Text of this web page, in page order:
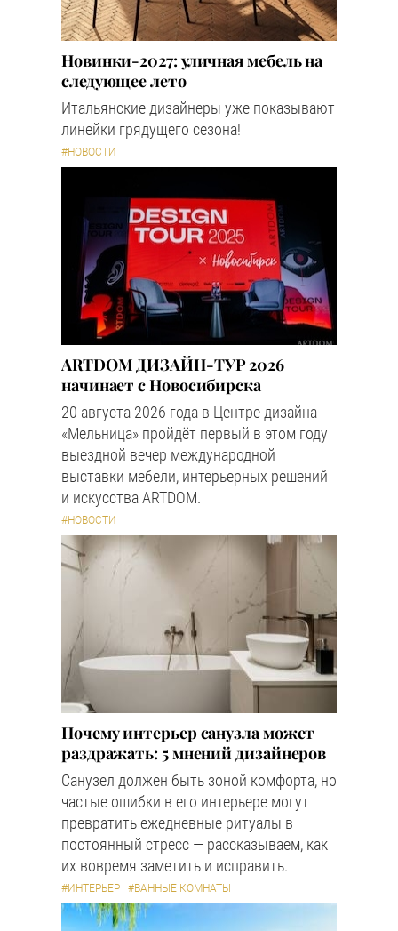
Новинки-2027: уличная мебель на
следующее лето
Итальянские дизайнеры уже показывают
линейки грядущего сезона!
#НОВОСТИ
ARTDOM ДИЗАЙН-ТУР 2026
начинает с Новосибирска
20 августа 2026 года в Центре дизайна
«Мельница» пройдёт первый в этом году
выездной вечер международной
выставки мебели, интерьерных решений
и искусства ARTDOM.
#НОВОСТИ
Почему интерьер санузла может
раздражать: 5 мнений дизайнеров
Санузел должен быть зоной комфорта, но
частые ошибки в его интерьере могут
превратить ежедневные ритуалы в
постоянный стресс — рассказываем, как
их вовремя заметить и исправить.
#ИНТЕРЬЕР #ВАННЫЕ КОМНАТЫ